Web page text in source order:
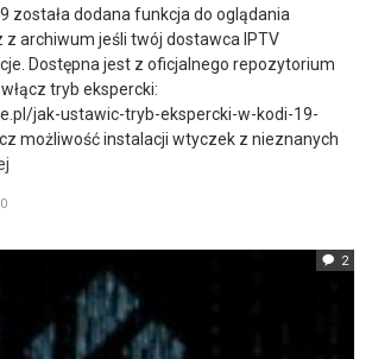
została dodana funkcja do oglądania
archiwum jeśli twój dostawca IPTV
Dostępna jest z oficjalnego repozytorium
tryb ekspercki:
jak-ustawic-tryb-ekspercki-w-kodi-19-
możliwość instalacji wtyczek z nieznanych
0
2